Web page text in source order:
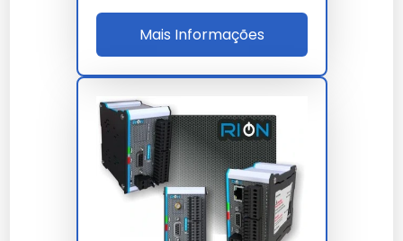
Faixa de Preço
O preço do relé programável Metaltex varia entre
R$200 e R$500. Os fatores que influenciam o preço
incluem a capacidade de carga e a complexidade das
funções programáveis.
Onde Comprar
Você pode adquirir o relé programável Metaltex em
lojas especializadas em automação industrial e
eletrônica, bem como em plataformas online
Mais Informações